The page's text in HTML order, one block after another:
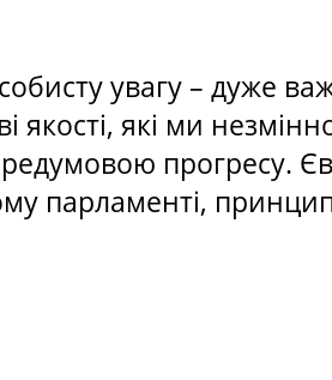
увагу – дуже
якості, які ми
прогресу.
парламенті,